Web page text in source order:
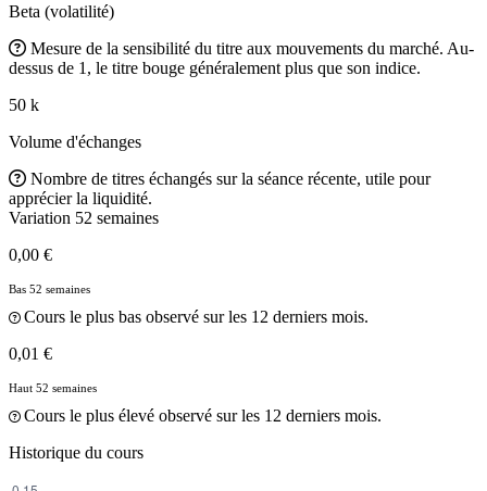
Beta (volatilité)
Mesure de la sensibilité du titre aux mouvements du marché. Au-
dessus de 1, le titre bouge généralement plus que son indice.
50 k
Volume d'échanges
Nombre de titres échangés sur la séance récente, utile pour
apprécier la liquidité.
Variation 52 semaines
0,00 €
Bas 52 semaines
Cours le plus bas observé sur les 12 derniers mois.
0,01 €
Haut 52 semaines
Cours le plus élevé observé sur les 12 derniers mois.
Historique du cours